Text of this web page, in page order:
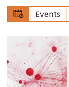
Events